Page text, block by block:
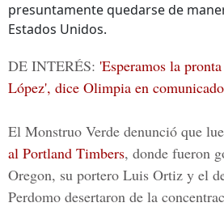
presuntamente quedarse de
Estados Unidos.
DE INTERÉS: 'Esperamos la
López', dice Olimpia en comunicado
El Monstruo Verde denunció que
al Portland Timbers, donde fueron
Oregon, su portero Luis Ortiz y el
Perdomo desertaron de la